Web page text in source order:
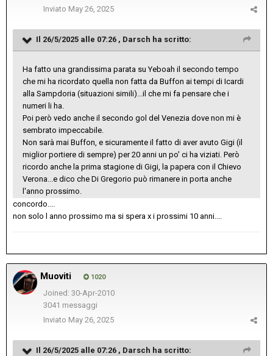
Inviato May 26, 2025
Il 26/5/2025 alle 07:26 , Darsch ha scritto:
Ha fatto una grandissima parata su Yeboah il secondo tempo
che mi ha ricordato quella non fatta da Buffon ai tempi di Icardi
alla Sampdoria (situazioni simili)...il che mi fa pensare che i
numeri li ha.
Poi però vedo anche il secondo gol del Venezia dove non mi è
sembrato impeccabile.
Non sarà mai Buffon, e sicuramente il fatto di aver avuto Gigi (il
miglior portiere di sempre) per 20 anni un po' ci ha viziati. Però
ricordo anche la prima stagione di Gigi, la papera con il Chievo
Verona...e dico che Di Gregorio può rimanere in porta anche
l'anno prossimo.
concordo....
non solo l anno prossimo ma si spera x i prossimi 10 anni....
Muoviti 1020
Joined: 30-Apr-2010
3041 messaggi
Inviato May 26, 2025
Il 26/5/2025 alle 07:26 , Darsch ha scritto: